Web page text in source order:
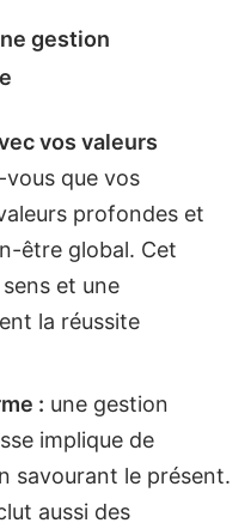
gestion
vos valeurs
vous que vos
profondes et
être global. Cet
et une
la réussite
: une gestion
implique de
savourant le présent.
aussi des